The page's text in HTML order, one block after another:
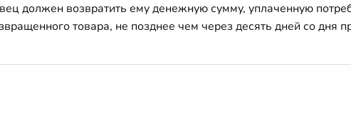
должен возвратить ему денежную сумму, уплаченную
товара, не позднее чем через десять дней со дня